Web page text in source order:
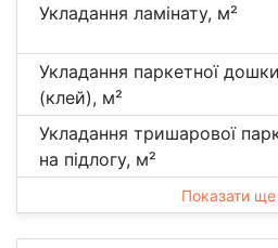
Укладання ламінату, м²
Укладання паркетної
(клей), м²
Укладання тришарової
на підлогу, м²
Показати ще